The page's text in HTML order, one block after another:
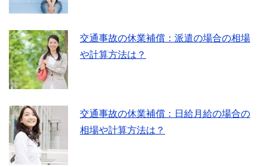
交通事故の休業補償：派遣の場合の相場
や計算方法は？
交通事故の休業補償：日給月給の場合の
相場や計算方法は？